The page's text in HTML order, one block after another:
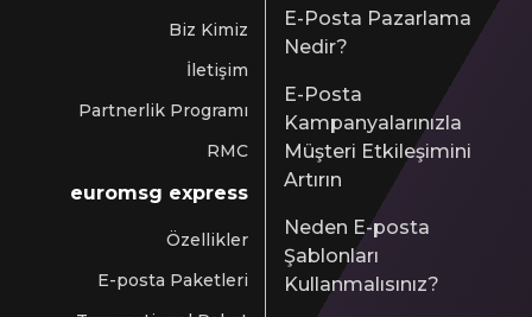
Biz Kimiz
İletişim
Partnerlik Programı
RMC
euromsg express
Özellikler
E-posta Paketleri
E-Posta Pazarlama
Nedir?
E-Posta
Kampanyalarınızla
Müşteri Etkileşimini
Artırın
Neden E-posta
Şablonları
Kullanmalısınız?